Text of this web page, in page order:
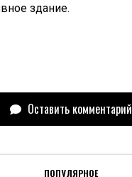
здание.
Оставить комментарий
ПОПУЛЯРНОЕ